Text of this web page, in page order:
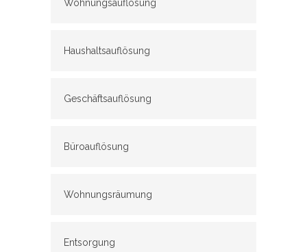
Wohnungsauflösung
Haushaltsauflösung
Geschäftsauflösung
Büroauflösung
Wohnungsräumung
Entsorgung